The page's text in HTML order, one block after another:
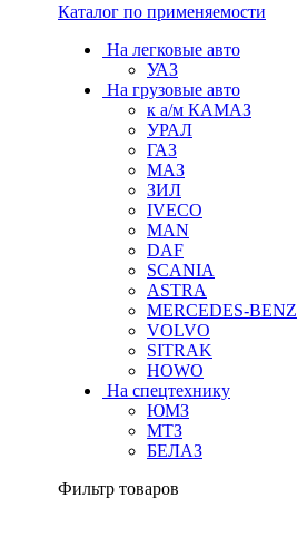
Каталог по применяемости
На легковые авто
УАЗ
На грузовые авто
к а/м КАМАЗ
УРАЛ
ГАЗ
МАЗ
ЗИЛ
IVECO
MAN
DAF
SCANIA
ASTRA
MERCEDES-BENZ
VOLVO
SITRAK
HOWO
На спецтехнику
ЮМЗ
МТЗ
БЕЛАЗ
Фильтр товаров